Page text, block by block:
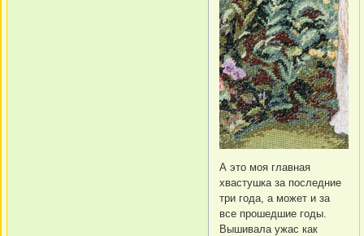
А это моя главная
хвастушка за последние
три года, а может и за
все прошедшие годы.
Вышивала ужас как